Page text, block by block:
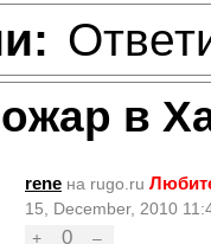
в
rene на rugo.ru
15, December, 2010
+
0 –